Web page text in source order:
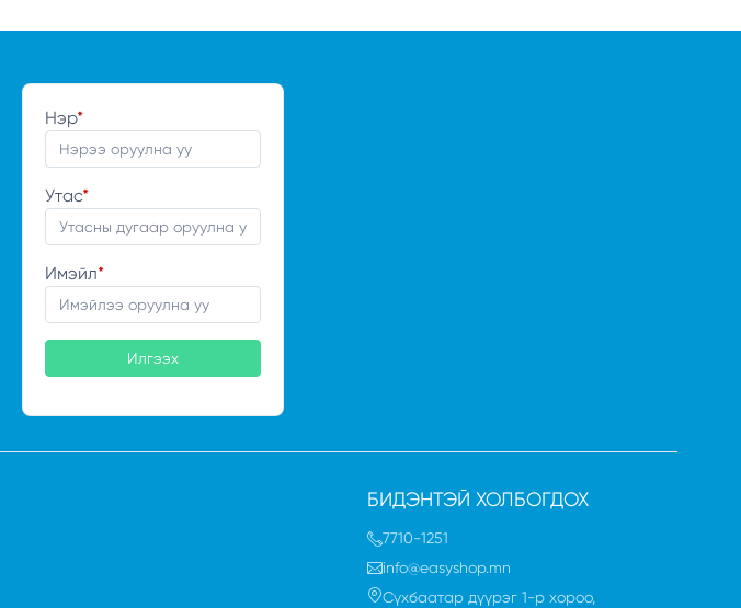
Нэр*
Утас*
Имэйл*
Илгээх
БИДЭНТЭЙ ХОЛБОГДОХ
7710-1251
info@easyshop.mn
Сүхбаатар дүүрэг 1-р хороо,